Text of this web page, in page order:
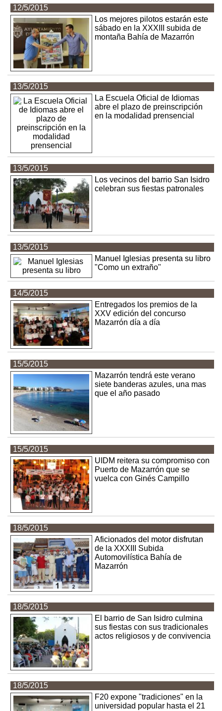
12/5/2015
Los mejores pilotos estarán este
sábado en la XXXIII subida de
montaña Bahía de Mazarrón
13/5/2015
La Escuela Oficial de Idiomas
abre el plazo de preinscripción
en la modalidad prensencial
13/5/2015
Los vecinos del barrio San Isidro
celebran sus fiestas patronales
13/5/2015
Manuel Iglesias presenta su libro
"Como un extraño"
14/5/2015
Entregados los premios de la
XXV edición del concurso
Mazarrón día a día
15/5/2015
Mazarrón tendrá este verano
siete banderas azules, una mas
que el año pasado
15/5/2015
UIDM reitera su compromiso con
Puerto de Mazarrón que se
vuelca con Ginés Campillo
18/5/2015
Aficionados del motor disfrutan
de la XXXIII Subida
Automovilística Bahía de
Mazarrón
18/5/2015
El barrio de San Isidro culmina
sus fiestas con sus tradicionales
actos religiosos y de convivencia
18/5/2015
F20 expone "tradiciones" en la
universidad popular hasta el 21